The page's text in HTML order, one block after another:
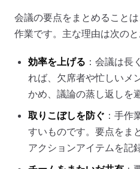
会議の要点をまとめること
作業です。主な理由は次のと
効率を上げる ：会議は長
れば、欠席者や忙しいメ
かめ、議論の蒸し返しを
取りこぼしを防ぐ ：手作
すいものです。要点をま
アクションアイテムを記